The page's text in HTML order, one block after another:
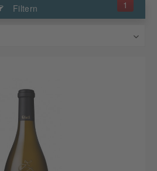
Filtern 1